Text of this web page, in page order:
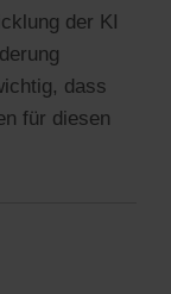
der KI
dass
für diesen